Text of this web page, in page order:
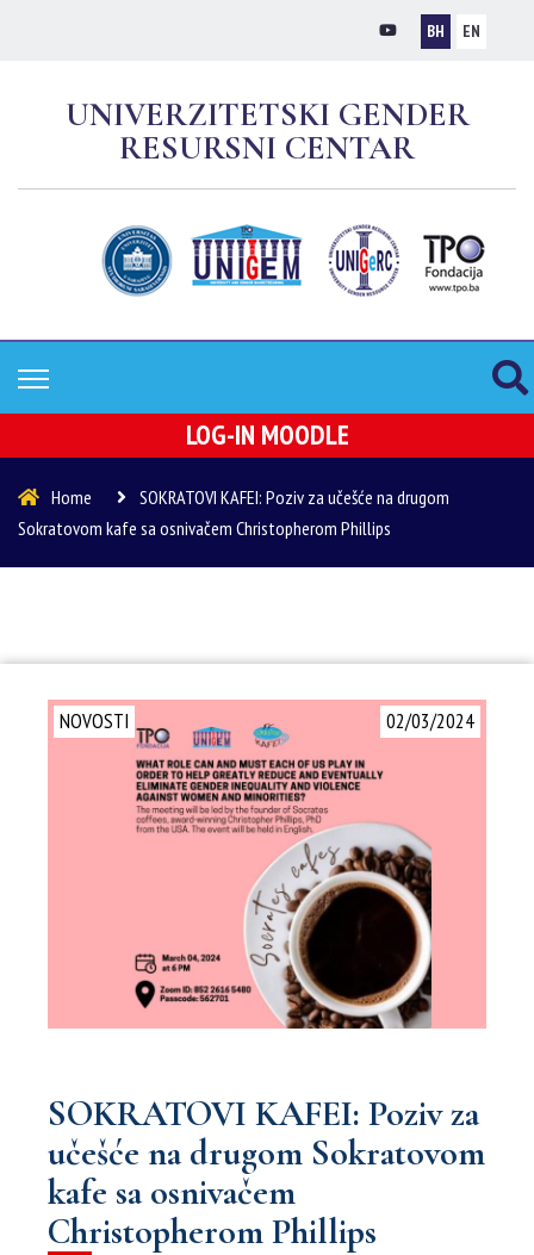
BH EN
UNIVERZITETSKI GENDER
RESURSNI CENTAR
LOG-IN MOODLE
Home
SOKRATOVI KAFEI: Poziv za učešće na drugom
Sokratovom kafe sa osnivačem Christopherom Phillips
02/03/2024
NOVOSTI
SOKRATOVI KAFEI: Poziv za
učešće na drugom Sokratovom
kafe sa osnivačem
Christopherom Phillips